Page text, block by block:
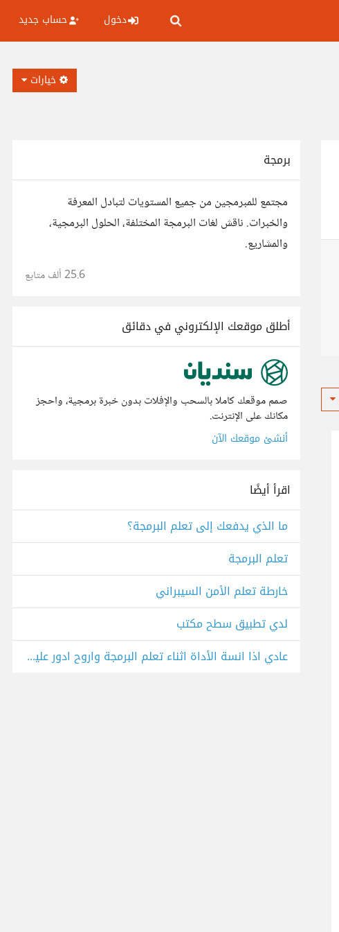
دخول حساب جديد
خيارات
برمجة
مجتمع للمبرمجين من جميع المستويات لتبادل المعرفة
والخبرات. ناقش لغات البرمجة المختلفة، الحلول البرمجية،
والمشاريع.
25.6 ألف متابع
أطلق موقعك الإلكتروني في دقائق
صمم موقعك كاملا بالسحب والإفلات بدون خبرة برمجية، واحجز
مكانك على الإنترنت.
أنشئ موقعك الآن
اقرأ أيضًا
ما الذي يدفعك إلى تعلم البرمجة؟
تعلم البرمجة
خارطة تعلم الأمن السيبراني
لدي تطبيق سطح مكتب
عادي اذا انسة الأداة اثناء تعلم البرمجة واروح ادور علية ودور اطبق الي اريدة